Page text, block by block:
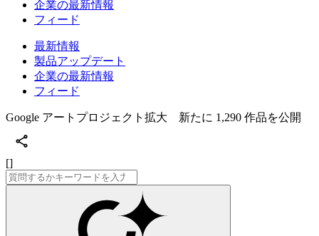
企業の最新情報
フィード
最新情報
製品アップデート
企業の最新情報
フィード
Google アートプロジェクト拡大 新たに 1,290 作品を公開
[]